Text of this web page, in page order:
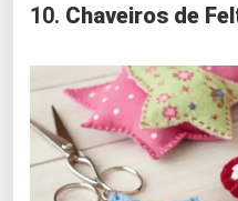
10. Chaveiros de